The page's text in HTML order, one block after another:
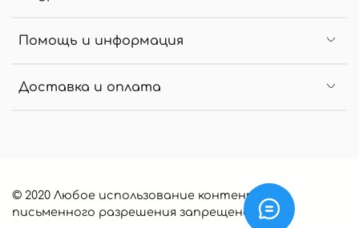
Помощь и информация
Доставка и оплата
© 2020 Любое использование контента без
письменного разрешения запрещено